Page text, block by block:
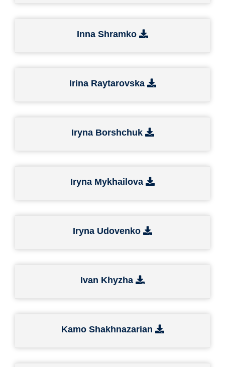
Inna Shramko
Irina Raytarovska
Iryna Borshchuk
Iryna Mykhailova
Iryna Udovenko
Ivan Khyzha
Kamo Shakhnazarian